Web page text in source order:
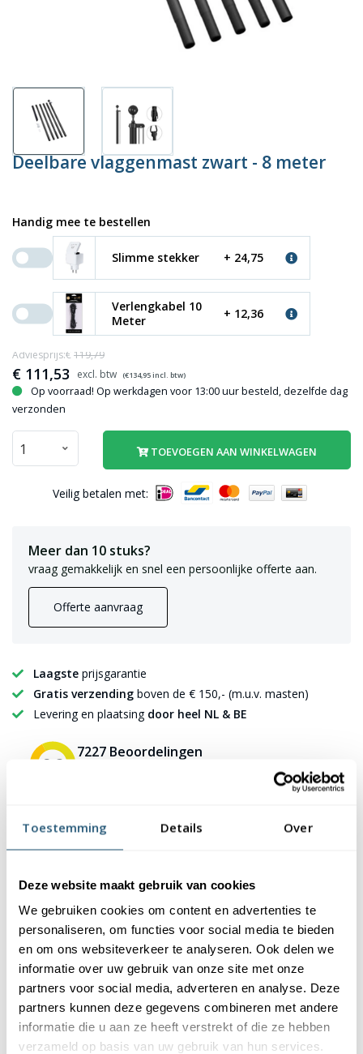
Toestemming Details Over
Deze website maakt gebruik van cookies
We gebruiken cookies om content en advertenties te
personaliseren, om functies voor social media te bieden
en om ons websiteverkeer te analyseren. Ook delen we
informatie over uw gebruik van onze site met onze
partners voor social media, adverteren en analyse. Deze
partners kunnen deze gegevens combineren met andere
informatie die u aan ze heeft verstrekt of die ze hebben
verzameld op basis van uw gebruik van hun services.
Deelbare vlaggenmast zwart - 8 meter
Handig mee te bestellen
Slimme stekker + 24,75
Verlengkabel 10
Meter
+ 12,36
€ 111,53 (€134,95incl. btw)
Adviesprijs:€ 119,79
Op voorraad! Op werkdagen voor 13:00 uur besteld, dezelfde dag
verzonden
TOEVOEGEN AAN WINKELWAGEN
Veilig betalen met:
Meer dan 10 stuks?
vraag gemakkelijk en snel een persoonlijke offerte aan.
Offerte aanvraag
Laagste prijsgarantie
Gratis verzending boven de € 150,- (m.u.v. masten)
Levering en plaatsing door heel NL & BE
9,2
7227 Beoordelingen
Reviews
Beschrijving
Een deelbare vlaggenmast zwart - 8 meter biedt de mogelijkheid
om een Lumedi buiten kerstboom te plaatsen met een lengte